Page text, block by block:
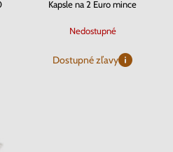
Kapsle na 2 Euro mince
Nedostupné
Dostupné zľavy